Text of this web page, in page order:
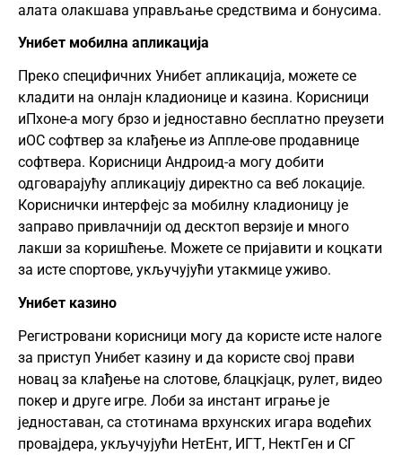
алата олакшава управљање средствима и бонусима.
Унибет мобилна апликација
Преко специфичних Унибет апликација, можете се
кладити на онлајн кладионице и казина. Корисници
иПхоне-а могу брзо и једноставно бесплатно преузети
иОС софтвер за клађење из Аппле-ове продавнице
софтвера. Корисници Андроид-а могу добити
одговарајућу апликацију директно са веб локације.
Кориснички интерфејс за мобилну кладионицу је
заправо привлачнији од десктоп верзије и много
лакши за коришћење. Можете се пријавити и коцкати
за исте спортове, укључујући утакмице уживо.
Унибет казино
Регистровани корисници могу да користе исте налоге
за приступ Унибет казину и да користе свој прави
новац за клађење на слотове, блацкјацк, рулет, видео
покер и друге игре. Лоби за инстант играње је
једноставан, са стотинама врхунских игара водећих
провајдера, укључујући НетЕнт, ИГТ, НектГен и СГ